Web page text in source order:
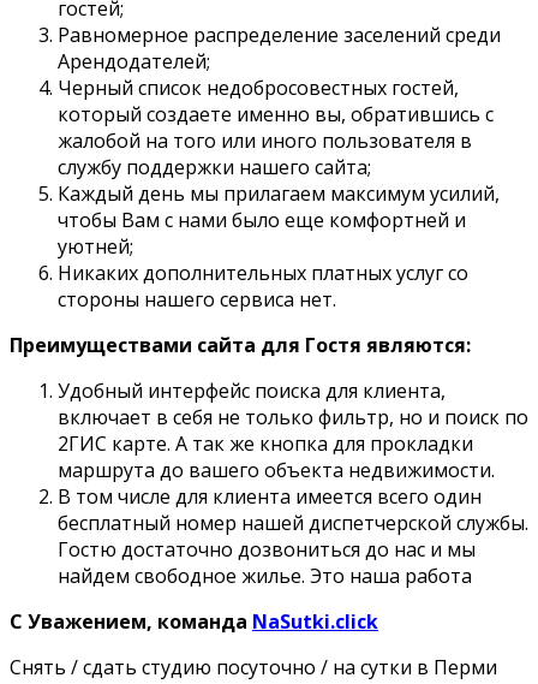
гостей;
Равномерное распределение заселений среди
Арендодателей;
Черный список недобросовестных гостей,
который создаете именно вы, обратившись с
жалобой на того или иного пользователя в
службу поддержки нашего сайта;
Каждый день мы прилагаем максимум усилий,
чтобы Вам с нами было еще комфортней и
уютней;
Никаких дополнительных платных услуг со
стороны нашего сервиса нет.
Преимуществами сайта для Гостя являются:
Удобный интерфейс поиска для клиента,
включает в себя не только фильтр, но и поиск по
2ГИС карте. А так же кнопка для прокладки
маршрута до вашего объекта недвижимости.
В том числе для клиента имеется всего один
бесплатный номер нашей диспетчерской службы.
Гостю достаточно дозвониться до нас и мы
найдем свободное жилье. Это наша работа
С Уважением, команда NaSutki.click
Снять / сдать студию посуточно / на сутки в Перми